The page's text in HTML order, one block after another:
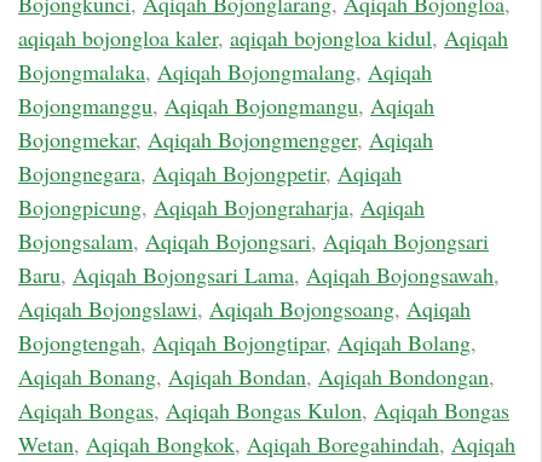
aqiqah bojongloa kaler, aqiqah bojongloa kidul, Aqiqah
Bojongmalaka, Aqiqah Bojongmalang, Aqiqah
Bojongmanggu, Aqiqah Bojongmangu, Aqiqah
Bojongmekar, Aqiqah Bojongmengger, Aqiqah
Bojongnegara, Aqiqah Bojongpetir, Aqiqah
Bojongpicung, Aqiqah Bojongraharja, Aqiqah
Bojongsalam, Aqiqah Bojongsari, Aqiqah Bojongsari
Baru, Aqiqah Bojongsari Lama, Aqiqah Bojongsawah,
Aqiqah Bojongslawi, Aqiqah Bojongsoang, Aqiqah
Bojongtengah, Aqiqah Bojongtipar, Aqiqah Bolang,
Aqiqah Bonang, Aqiqah Bondan, Aqiqah Bondongan,
Aqiqah Bongas, Aqiqah Bongas Kulon, Aqiqah Bongas
Wetan, Aqiqah Bongkok, Aqiqah Boregahindah, Aqiqah